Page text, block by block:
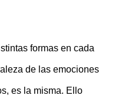
formas en cada
de las emociones
es la misma. Ello